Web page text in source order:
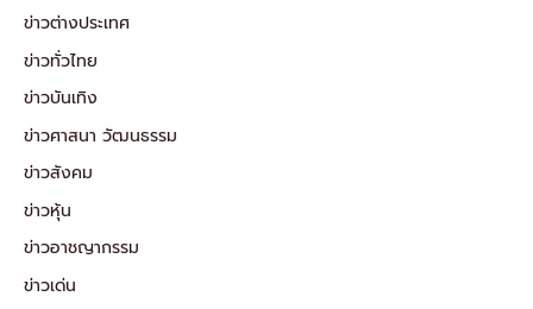
ข่าวต่างประเทศ
ข่าวทั่วไทย
ข่าวบันเทิง
ข่าวศาสนา วัฒนธรรม
ข่าวสังคม
ข่าวหุ้น
ข่าวอาชญากรรม
ข่าวเด่น